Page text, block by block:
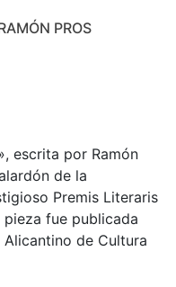
PROS
, escrita por Ramón
de la
Premis Literaris
pieza fue publicada
de Cultura